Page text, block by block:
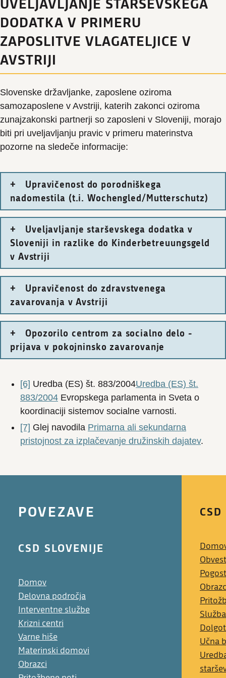
DODATKA V PRIMERU
ZAPOSLITVE VLAGATELJICE V
AVSTRIJI
Slovenske državljanke, zaposlene oziroma
samozaposlene v Avstriji, katerih zakonci oziroma
zunajzakonski partnerji so zaposleni v Sloveniji, morajo
biti pri uveljavljanju pravic v primeru materinstva
pozorne na sledeče informacije:
Upravičenost do porodniškega
nadomestila (t.i. Wochengled/Mutterschutz)
Uveljavljanje starševskega dodatka v
Sloveniji in razlike do Kinderbetreuungsgeld
v Avstriji
Upravičenost do zdravstvenega
zavarovanja v Avstriji
Opozorilo centrom za socialno delo -
prijava v pokojninsko zavarovanje
[6] Uredba (ES) št. 883/2004Uredba (ES) št.
883/2004 Evropskega parlamenta in Sveta o
koordinaciji sistemov socialne varnosti.
[7] Glej navodila Primarna ali sekundarna
pristojnost za izplačevanje družinskih dajatev.
POVEZAVE
CSD SLOVENIJE
Domov
Delovna področja
Interventne službe
Krizni centri
Varne hiše
Materinski domovi
Obrazci
Učna